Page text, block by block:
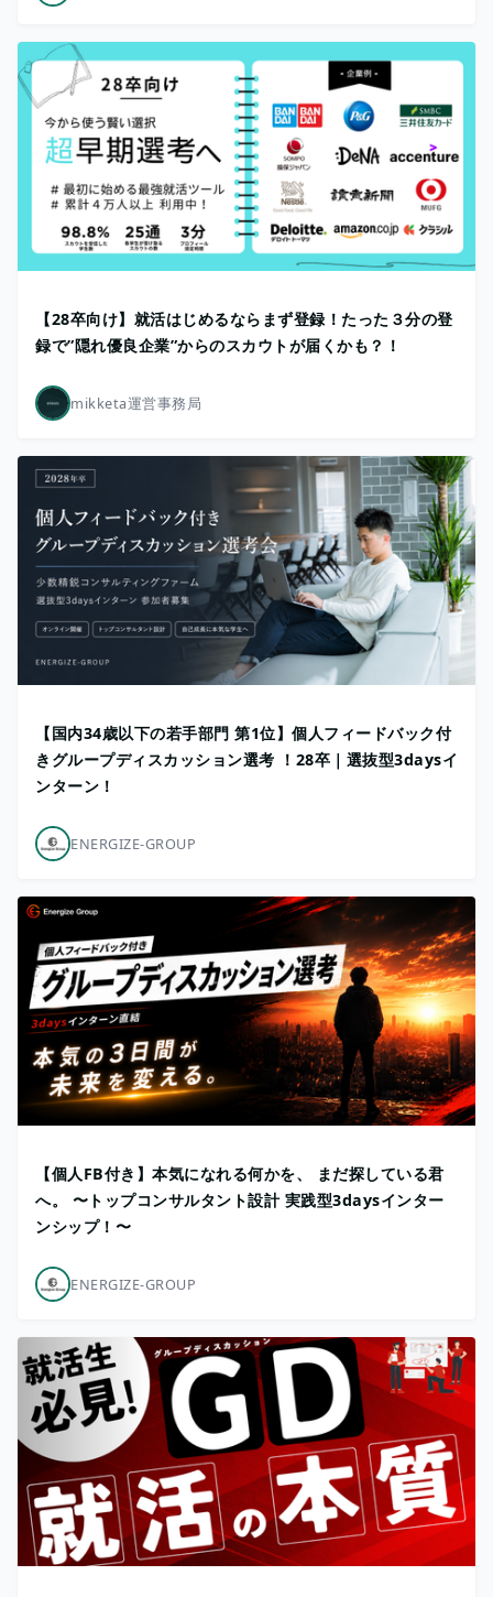
【28卒向け】就活はじめるならまず登録！たった３分の登
録で”隠れ優良企業”からのスカウトが届くかも？！
mikketa運営事務局
【国内34歳以下の若手部門 第1位】個人フィードバック付
きグループディスカッション選考 ！28卒｜選抜型3daysイ
ンターン！
ENERGIZE-GROUP
【個人FB付き】本気になれる何かを、 まだ探している君
へ。 〜トップコンサルタント設計 実践型3daysインター
ンシップ！〜
ENERGIZE-GROUP